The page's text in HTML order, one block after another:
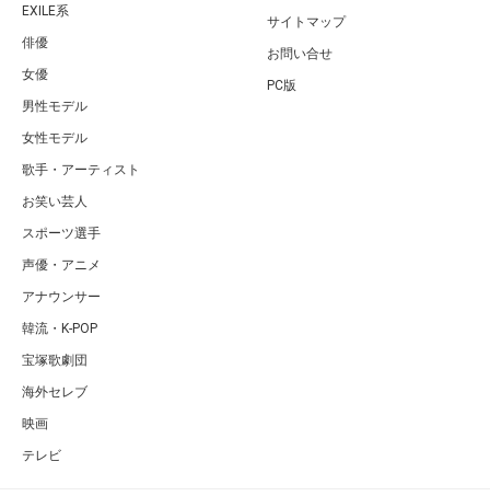
EXILE系
俳優
女優
男性モデル
女性モデル
歌手・アーティスト
お笑い芸人
スポーツ選手
声優・アニメ
アナウンサー
韓流・K-POP
宝塚歌劇団
海外セレブ
映画
テレビ
サイトマップ
お問い合せ
PC版